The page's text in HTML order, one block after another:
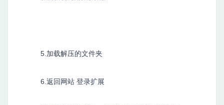
5.加载解压的文件夹
6.返回网站 登录扩展